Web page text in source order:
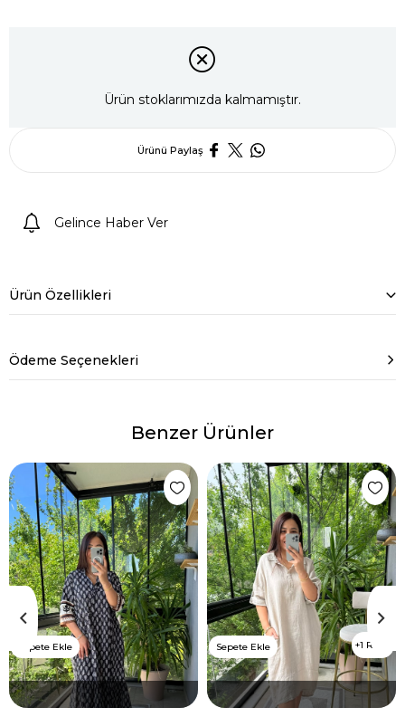
Ürün stoklarımızda kalmamıştır.
Ürünü Paylaş
Gelince Haber Ver
Ürün Özellikleri
Ödeme Seçenekleri
Benzer Ürünler
Sepete Ekle 1 Renk
Sepete Ekle